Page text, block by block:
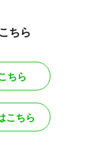
ちら
ちら
こちら